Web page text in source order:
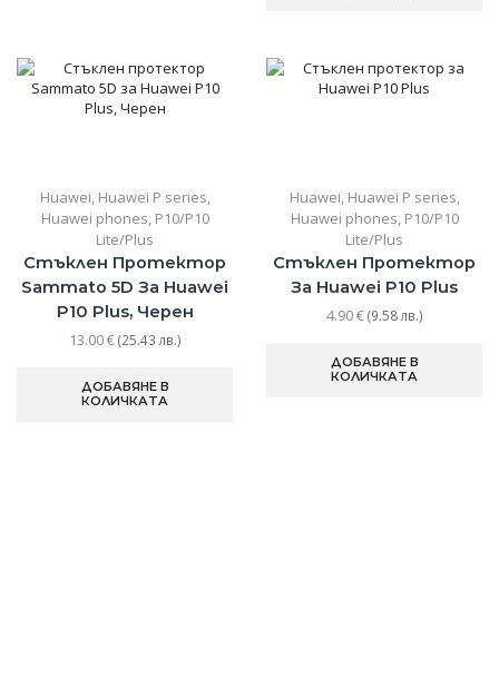
Huawei Huawei P series
Huawei phones P10/P10
Lite/Plus
Стъклен Протектор
Sammato 5D За Huawei
P10 Plus, Черен
13.00€(25.43 лв.)
ДОБАВЯНЕ В
КОЛИЧКАТА
Huawei Huawei P series
Huawei phones P10/P10
Lite/Plus
Стъклен Протектор
За Huawei P10 Plus
4.90€(9.58 лв.)
ДОБАВЯНЕ В
КОЛИЧКАТА